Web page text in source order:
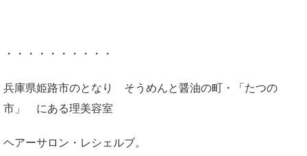
・・・・・・・・・・
兵庫県姫路市のとなり そうめんと醤油の町・「たつの
市」 にある理美容室
ヘアーサロン・レシェルブ。